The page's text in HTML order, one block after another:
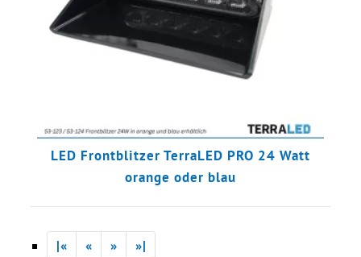
LED Frontblitzer TerraLED PRO 24 Watt
orange oder blau
|« « » »|